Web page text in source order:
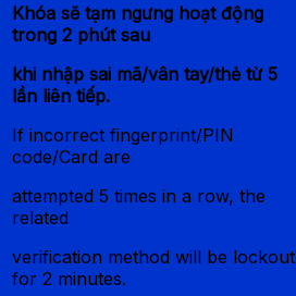
Khóa sẽ tạm ngưng hoạt động
trong 2 phút sau
khi nhập sai mã/vân tay/thẻ từ 5
lần liên tiếp.
If incorrect fingerprint/PIN
code/Card are
attempted 5 times in a row, the
related
verification method will be lockout
for 2 minutes.